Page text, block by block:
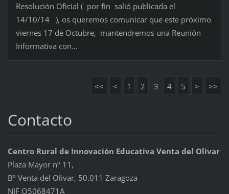
Resolución Oficial ( por fin salió publicada el
14/10/14 ), os queremos comunicar que este próximo
viernes 17 de Octubre, mantendremos una Reunión
Informativa con...
<< < 1 2 3 4 5 > >>
Contacto
Centro Rural de Innovación Educativa Venta del Olivar
Plaza Mayor nº 11,
Bº Venta del Olivar, 50.011 Zaragoza
NIF Q5068471A